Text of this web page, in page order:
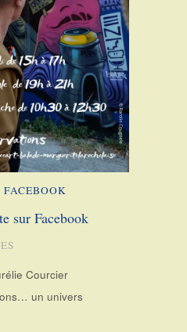
sur Facebook
Courcier
un univers